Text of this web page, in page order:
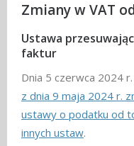
Zmiany w VAT
Ustawa
faktur
Dnia 5 czerwca 2024
z dnia 9 maja 2024 r.
ustawy o podatku od
innych ustaw.